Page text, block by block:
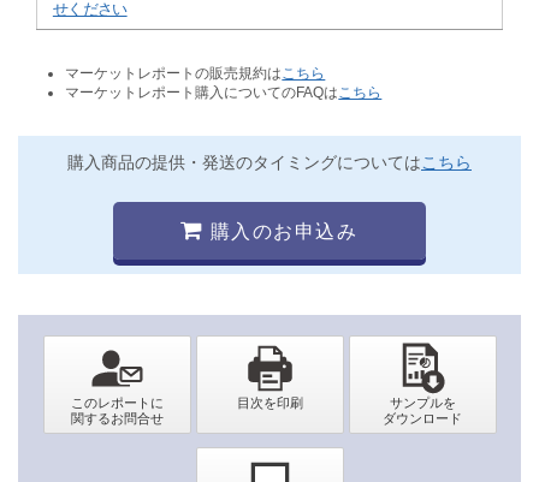
せください
マーケットレポートの販売規約は こちら
マーケットレポート購入についてのFAQは こちら
購入商品の提供・発送のタイミングについてはこちら
購入のお申込み